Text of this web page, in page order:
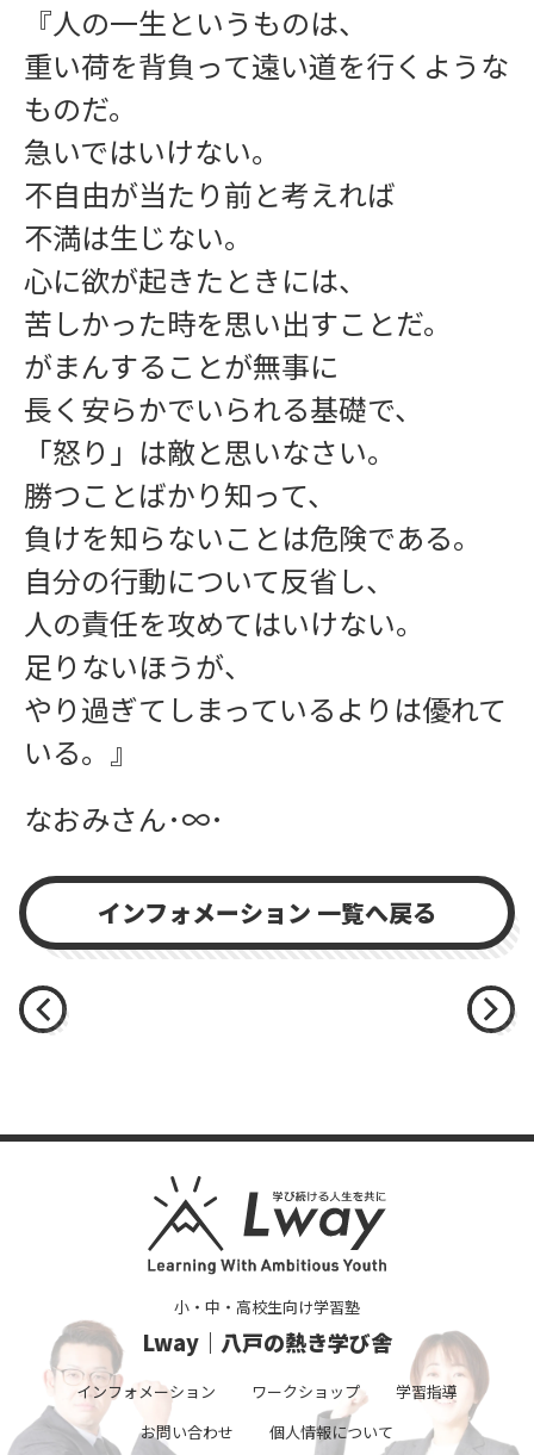
お問い合わせ
『人の一生というものは、
重い荷を背負って遠い道を行くような
ものだ。
急いではいけない。
不自由が当たり前と考えれば
不満は生じない。
心に欲が起きたときには、
苦しかった時を思い出すことだ。
がまんすることが無事に
長く安らかでいられる基礎で、
「怒り」は敵と思いなさい。
勝つことばかり知って、
負けを知らないことは危険である。
自分の行動について反省し、
人の責任を攻めてはいけない。
足りないほうが、
やり過ぎてしまっているよりは優れて
いる。』
なおみさん･∞･
インフォメーション 一覧へ戻る
小・中・高校生向け学習塾
Lway｜八戸の熱き学び舎
インフォメーション ワークショップ
学習指導
お問い合わせ
個人情報について